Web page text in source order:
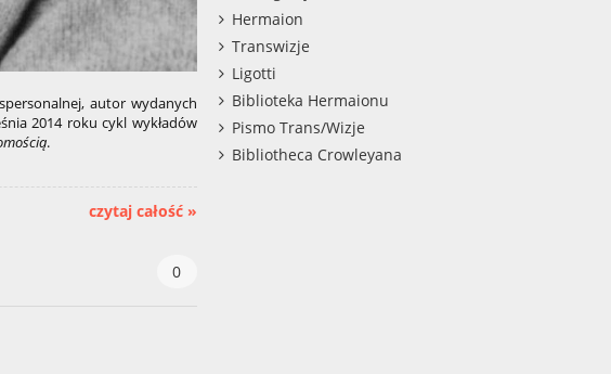
autor wydanych
2014 roku cykl wykładów
.
czytaj całość »
0
Hermaion
Transwizje
Ligotti
Biblioteka Hermaionu
Pismo Trans/Wizje
Bibliotheca Crowleyana